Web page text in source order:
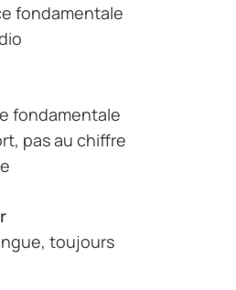
fondamentale
fondamentale
pas au chiffre
toujours